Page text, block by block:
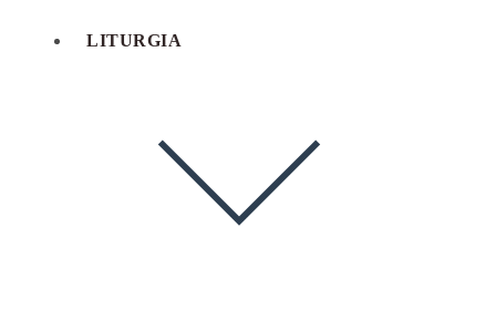
LITURGIA